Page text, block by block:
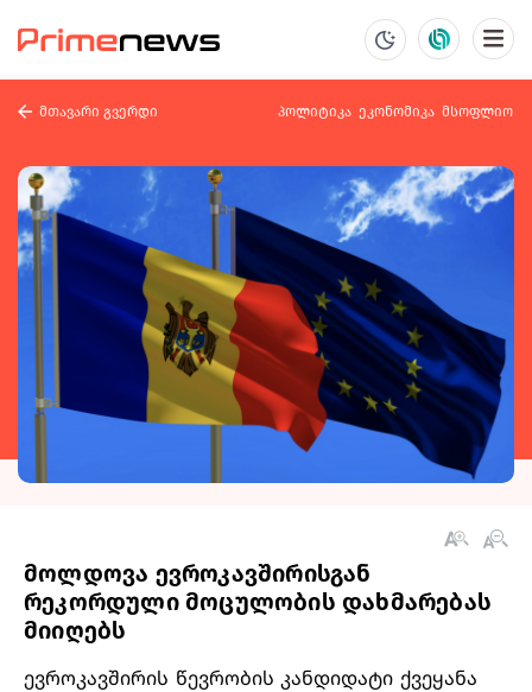
მთავარი გვერდი პოლიტიკა ეკონომიკა მსოფლიო
მოლდოვა ევროკავშირისგან
რეკორდული მოცულობის დახმარებას
მიიღებს
ევროკავშირის წევრობის კანდიდატი ქვეყანა